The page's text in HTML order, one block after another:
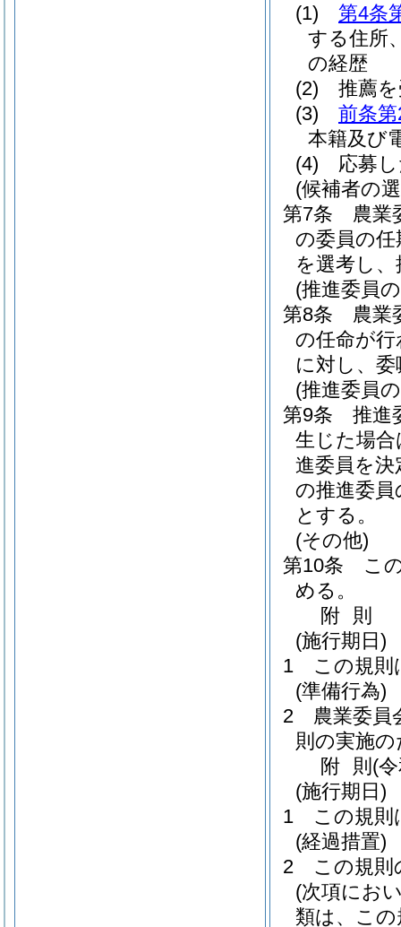
(1)
第4条
する住所
の経歴
(2)
推薦
(3)
前条
本籍及び
(4)
応募
(候補者の
第7条
農業
の委員の
を選考し
(推進委員
第8条
農業
の任命が
に対し、
(推進委員
第9条
推進
生じた場
進委員を
の推進委
とする。
(その他)
第10条
こ
める。
附 則
(施行期日)
1
この規則
(準備行為)
2
農業委員
則の実施
附 則 (
(施行期日)
1
この規則
(経過措置)
2
この規則
(次項にお
類は、こ